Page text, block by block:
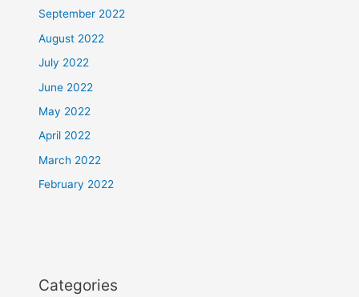
September 2022
August 2022
July 2022
June 2022
May 2022
April 2022
March 2022
February 2022
Categories